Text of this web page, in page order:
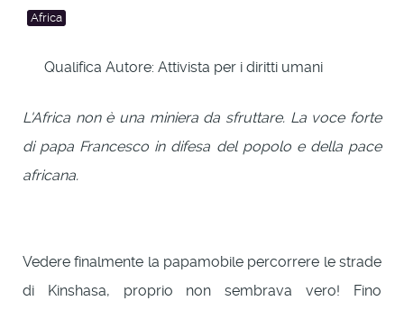
Africa
Qualifica Autore: Attivista per i diritti umani
L'Africa non è una miniera da sfruttare. La voce forte
di papa Francesco in difesa del popolo e della pace
africana.
Vedere finalmente la papamobile percorrere le strade
di Kinshasa, proprio non sembrava vero! Fino